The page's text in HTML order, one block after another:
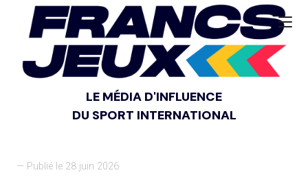
LE MÉDIA D'INFLUENCE
DU SPORT INTERNATIONAL
— Publié le 28 juin 2026